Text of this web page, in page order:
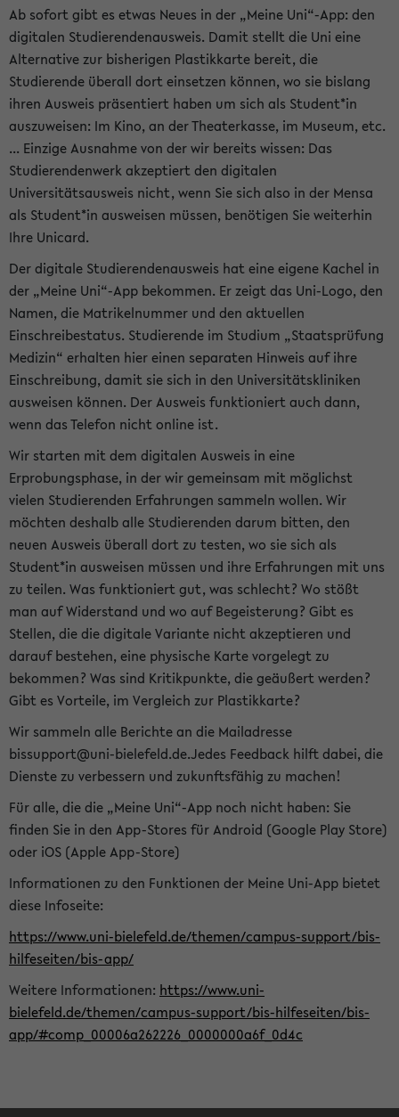
Ab sofort gibt es etwas Neues in der „Meine Uni“-App: den
digitalen Studierendenausweis. Damit stellt die Uni eine
Alternative zur bisherigen Plastikkarte bereit, die
Studierende überall dort einsetzen können, wo sie bislang
ihren Ausweis präsentiert haben um sich als Student*in
auszuweisen: Im Kino, an der Theaterkasse, im Museum, etc.
... Einzige Ausnahme von der wir bereits wissen: Das
Studierendenwerk akzeptiert den digitalen
Universitätsausweis nicht, wenn Sie sich also in der Mensa
als Student*in ausweisen müssen, benötigen Sie weiterhin
Ihre Unicard.
Der digitale Studierendenausweis hat eine eigene Kachel in
der „Meine Uni“-App bekommen. Er zeigt das Uni-Logo, den
Namen, die Matrikelnummer und den aktuellen
Einschreibestatus. Studierende im Studium „Staatsprüfung
Medizin“ erhalten hier einen separaten Hinweis auf ihre
Einschreibung, damit sie sich in den Universitätskliniken
ausweisen können. Der Ausweis funktioniert auch dann,
wenn das Telefon nicht online ist.
Wir starten mit dem digitalen Ausweis in eine
Erprobungsphase, in der wir gemeinsam mit möglichst
vielen Studierenden Erfahrungen sammeln wollen. Wir
möchten deshalb alle Studierenden darum bitten, den
neuen Ausweis überall dort zu testen, wo sie sich als
Student*in ausweisen müssen und ihre Erfahrungen mit uns
zu teilen. Was funktioniert gut, was schlecht? Wo stößt
man auf Widerstand und wo auf Begeisterung? Gibt es
Stellen, die die digitale Variante nicht akzeptieren und
darauf bestehen, eine physische Karte vorgelegt zu
bekommen? Was sind Kritikpunkte, die geäußert werden?
Gibt es Vorteile, im Vergleich zur Plastikkarte?
Wir sammeln alle Berichte an die Mailadresse
bissupport@uni-bielefeld.de.Jedes Feedback hilft dabei, die
Dienste zu verbessern und zukunftsfähig zu machen!
Für alle, die die „Meine Uni“-App noch nicht haben: Sie
finden Sie in den App-Stores für Android (Google Play Store)
oder iOS (Apple App-Store)
Informationen zu den Funktionen der Meine Uni-App bietet
diese Infoseite:
https://www.uni-bielefeld.de/themen/campus-support/bis-
hilfeseiten/bis-app/
Weitere Informationen: https://www.uni-
bielefeld.de/themen/campus-support/bis-hilfeseiten/bis-
app/#comp_00006a262226_0000000a6f_0d4c